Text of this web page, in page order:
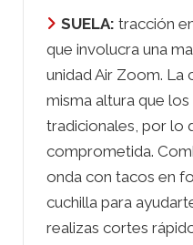
SUELA: tracción
que involucra una
unidad Air Zoom. La
misma altura que
tradicionales, por lo
comprometida.
onda con tacos en
cuchilla para
realizas cortes